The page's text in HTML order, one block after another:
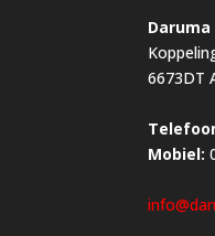
Daruma
6673DT
Mobiel: